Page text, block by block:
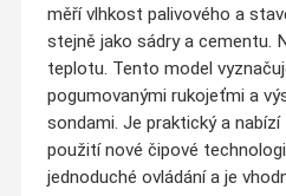
měří vlhkost palivového a
stejně jako sádry a cementu.
teplotu. Tento model
pogumovanými rukojeťmi a
sondami. Je praktický a nabízí
použití nové čipové
jednoduché ovládání a je